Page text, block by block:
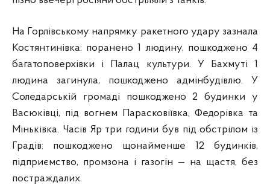
На Горлівському напрямку ракетного удару зазнала
Костянтинівка: поранено 1 людину, пошкоджено 4
багатоповерхівки і Палац культури. У Бахмуті 1
людина загинула, пошкоджено адмінбудівлю. У
Соледарській громаді пошкоджено 2 будинки у
Васюківці, під вогнем Парасковіївка, Федорівка та
Міньківка. Часів Яр три години був під обстрілом із
Градів: пошкоджено щонайменше 12 будинків,
підприємство, промзона і газогін — на щастя, без
постраждалих.